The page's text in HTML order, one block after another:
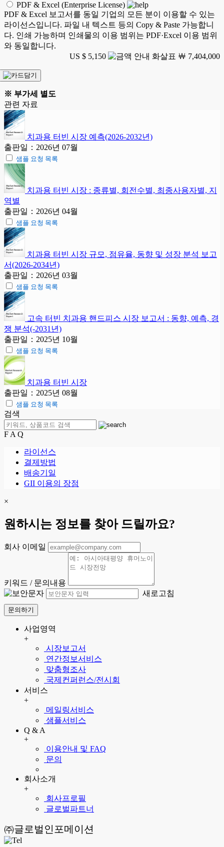
PDF & Excel (Enterprise License)
PDF & Excel 보고서를 동일 기업의 모든 분이 이용할 수 있는
라이선스입니다. 파일 내 텍스트 등의 Copy & Paste 가능합니
다. 인쇄 가능하며 인쇄물의 이용 범위는 PDF·Excel 이용 범위
와 동일합니다.
US $ 5,150
￦ 7,404,000
※ 부가세 별도
관련 자료
치과용 터빈 시장 예측(2026-2032년)
출판일：2026년 07월
샘플 요청 목록
치과용 터빈 시장 : 종류별, 회전수별, 최종사용자별, 지
역별
출판일：2026년 04월
샘플 요청 목록
치과용 터빈 시장 규모, 점유율, 동향 및 성장 분석 보고
서(2026-2034년)
출판일：2026년 03월
샘플 요청 목록
고속 터빈 치과용 핸드피스 시장 보고서 : 동향, 예측, 경
쟁 분석(-2031년)
출판일：2025년 10월
샘플 요청 목록
치과용 터빈 시장
출판일：2025년 08월
샘플 요청 목록
검색
F A Q
라이선스
결제방법
배송기일
GII 이용의 장점
×
원하시는 정보를 찾아 드릴까요?
회사 이메일
키워드 / 문의내용
새로고침
문의하기
사업영역
+
시장보고서
연간정보서비스
맞춤형조사
국제컨퍼런스/전시회
서비스
+
메일링서비스
샘플서비스
Q & A
+
이용안내 및 FAQ
문의
회사소개
+
회사프로필
글로벌파트너
㈜글로벌인포메이션